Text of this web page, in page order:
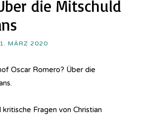
die Mitschuld
MÄRZ 2020
Oscar Romero? Über die
Fragen von Christian